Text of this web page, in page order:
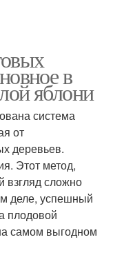
в
яблони
система
от
деревьев.
Этот метод,
взгляд сложно
деле, успешный
плодовой
самом выгодном